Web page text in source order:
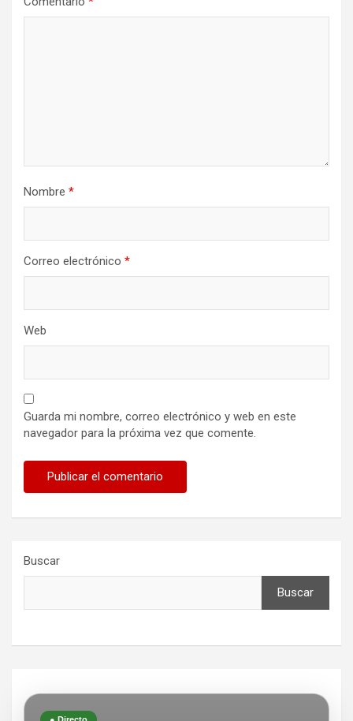
Nombre *
Correo electrónico *
Web
Guarda mi nombre, correo electrónico y web en este
navegador para la próxima vez que comente.
Buscar
Buscar